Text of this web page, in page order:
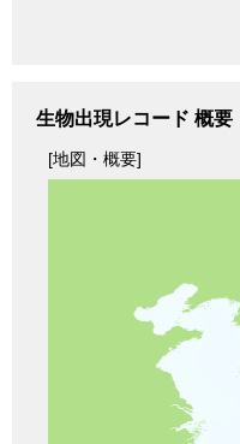
生物出現レコード 概要
[地図・概要]